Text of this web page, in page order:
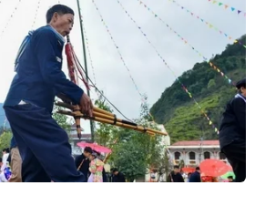
đường dây
Trung Hải